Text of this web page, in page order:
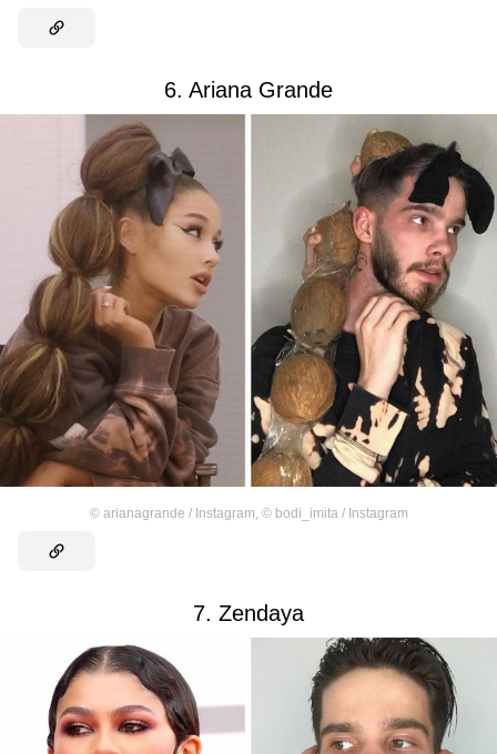
6. Ariana Grande
© arianagrande / Instagram © bodi_imita / Instagram
7. Zendaya